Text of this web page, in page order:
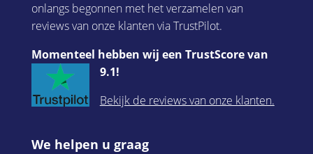
onlangs begonnen met het verzamelen van
reviews van onze klanten via TrustPilot.
Momenteel hebben wij een TrustScore van
9.1!
Bekijk de reviews van onze klanten.
We helpen u graag